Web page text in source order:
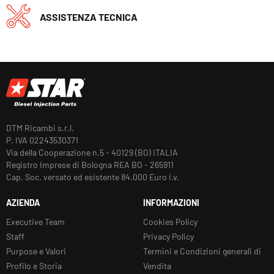
ASSISTENZA TECNICA
DTM Ricambi s.r.l.
P. IVA 02243530371
Via della Cooperazione n.5 - 40129 (BO) ITALIA
Registro Imprese di Bologna REA BO - 265911
Cap. Soc. versato ed esistente 84.000 Euro i.v.
AZIENDA
Executive Team
Staff
Purpose e Valori
Profilo e Storia
INFORMAZIONI
Cookies Policy
Privacy Policy
Termini e Condizioni generali di
Vendita